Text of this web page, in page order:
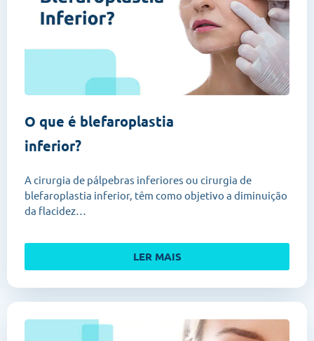
O que é blefaroplastia
inferior?
A cirurgia de pálpebras inferiores ou cirurgia de
blefaroplastia inferior, têm como objetivo a diminuição
da flacidez…
LER MAIS